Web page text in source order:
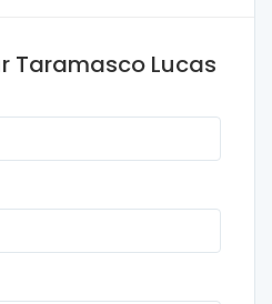
Taramasco Lucas